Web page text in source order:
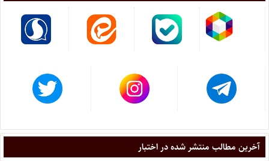
آخرین مطالب منتشر شده در اختبار